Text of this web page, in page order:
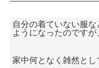
自分の着ていない服
ようになったのですが
家中何となく雑然と